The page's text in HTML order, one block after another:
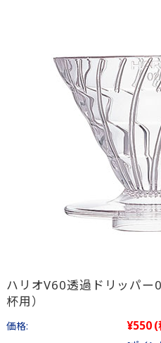
ハリオV60透過ドリッパ
杯用）
価格: ¥550(